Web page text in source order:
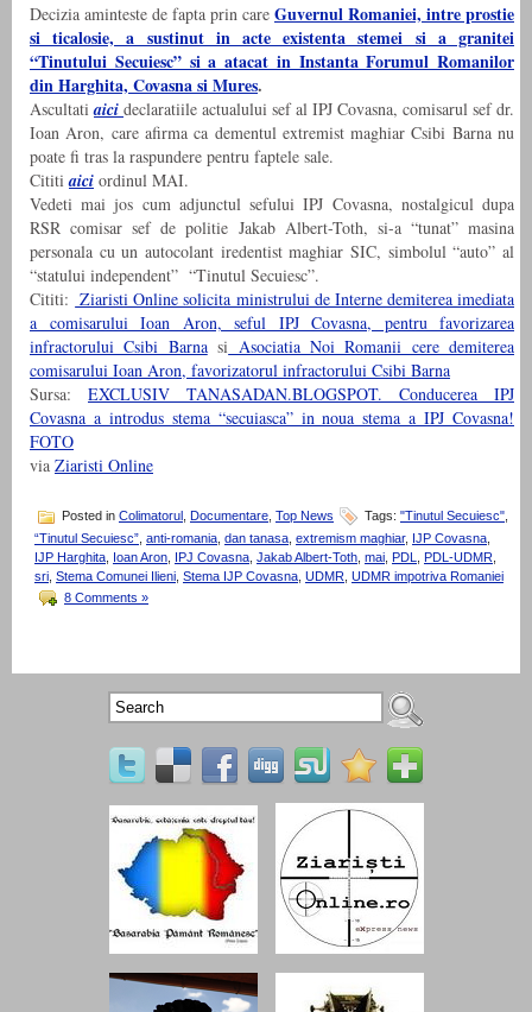
Decizia aminteste de fapta prin care Guvernul Romaniei, intre prostie
si ticalosie, a sustinut in acte existenta stemei si a granitei
“Tinutului Secuiesc” si a atacat in Instanta Forumul Romanilor
din Harghita, Covasna si Mures.
Ascultatiaici declaratiile actualului sef al IPJ Covasna, comisarul sef dr.
Ioan Aron, care afirma ca dementul extremist maghiar Csibi Barna nu
poate fi tras la raspundere pentru faptele sale.
Cititiaici ordinul MAI.
Vedeti mai jos cum adjunctul sefului IPJ Covasna, nostalgicul dupa
RSR comisar sef de politie Jakab Albert-Toth, si-a “tunat” masina
personala cu un autocolant iredentist maghiar SIC, simbolul “auto” al
“statului independent” “Tinutul Secuiesc”.
Cititi: Ziaristi Online solicita ministrului de Interne demiterea imediata
a comisarului Ioan Aron, seful IPJ Covasna, pentru favorizarea
infractorului Csibi Barnasi Asociatia Noi Romanii cere demiterea
comisarului Ioan Aron, favorizatorul infractorului Csibi Barna
Sursa: EXCLUSIV TANASADAN.BLOGSPOT. Conducerea IPJ
Covasna a introdus stema “secuiasca” in noua stema a IPJ Covasna!
FOTO
via Ziaristi Online
Posted in Colimatorul Documentare Top News Tags: "Tinutul Secuiesc"
“Tinutul Secuiesc”, anti-romania, dan tanasa, extremism maghiar, IJP Covasna,
IJP Harghita, Ioan Aron, IPJ Covasna, Jakab Albert-Toth, mai, PDL, PDL-UDMR,
sri, Stema Comunei Ilieni, Stema IJP Covasna, UDMR, UDMR impotriva Romaniei
8 Comments »